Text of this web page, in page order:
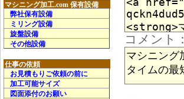
マシニング加工.com 保有設備
弊社保有設備
ミリング設備
旋盤設備
その他設備
仕事の依頼
お見積もりご依頼の前に
加工可能サイズ
図面添付のお願い
コメント：